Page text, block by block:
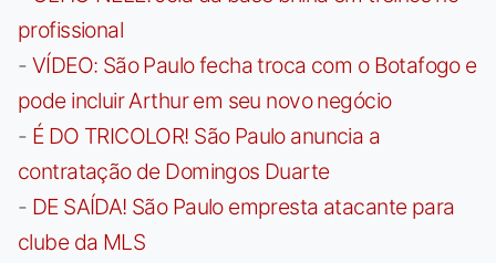
profissional
- VÍDEO: São Paulo fecha troca com o Botafogo e
pode incluir Arthur em seu novo negócio
- É DO TRICOLOR! São Paulo anuncia a
contratação de Domingos Duarte
- DE SAÍDA! São Paulo empresta atacante para
clube da MLS